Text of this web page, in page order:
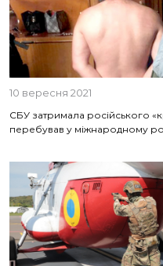
10 вересня 2021
СБУ затримала російського
перебував у міжнародному